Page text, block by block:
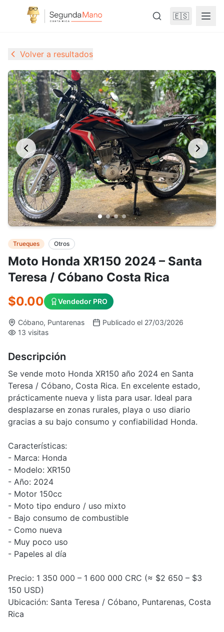
🇪🇸
Volver a resultados
Moto Honda XR150 2024 – Santa
Teresa / Cóbano Costa Rica
Trueques Otros
$0.00 Vendedor PRO
Cóbano, Puntarenas
Publicado el 27/03/2026
13 visitas
Descripción
Se vende moto Honda XR150 año 2024 en Santa
Teresa / Cóbano, Costa Rica. En excelente estado,
prácticamente nueva y lista para usar. Ideal para
desplazarse en zonas rurales, playa o uso diario
gracias a su bajo consumo y confiabilidad Honda.
Características:
- Marca: Honda
- Modelo: XR150
- Año: 2024
- Motor 150cc
- Moto tipo enduro / uso mixto
- Bajo consumo de combustible
- Como nueva
- Muy poco uso
- Papeles al día
Precio: 1 350 000 – 1 600 000 CRC (≈ $2 650 – $3
150 USD)
Ubicación: Santa Teresa / Cóbano, Puntarenas, Costa
Rica